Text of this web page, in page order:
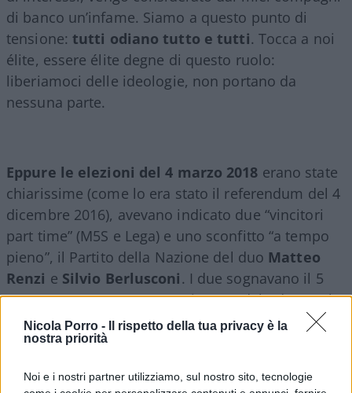
Nicola Porro -
Il rispetto della tua privacy è la
nostra priorità
Noi e i nostri partner utilizziamo, sul nostro sito, tecnologie
di banco un’infame. Siamo a questo punto di
tensione: tutti odiano tutto e tutti. Tocca a noi
élite, essere élite degne di questo ruolo:
liberiamoci delle ideologie, non portano da
nessuna parte.
Eppure le elezioni del 4 marzo 2018 erano state
chiarissime (come lo era stato il referendum del 4
dicembre 2016), avevano indicato due “vincitori
part time” (M5S e Lega) e uno sconfitto “a tempo
pieno”, il Partito della Nazione del duo Matteo
Renzi e Silvio Berlusconi. I due sognavano il 5
marzo come momento costituente del PdN: quel
giornoBerlusconiavrebbe traditoMatteo
Salvini
Giorgia Meloni
dentro (e servi) o fuori. Non è andata così, i